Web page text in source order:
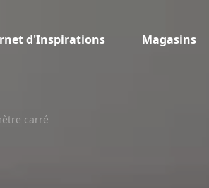
d'Inspirations Magasins
carré